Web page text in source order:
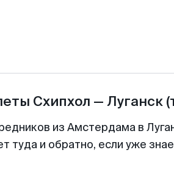
Схипхол — Луганск
из Амстердама в
туда и обратно, если уже